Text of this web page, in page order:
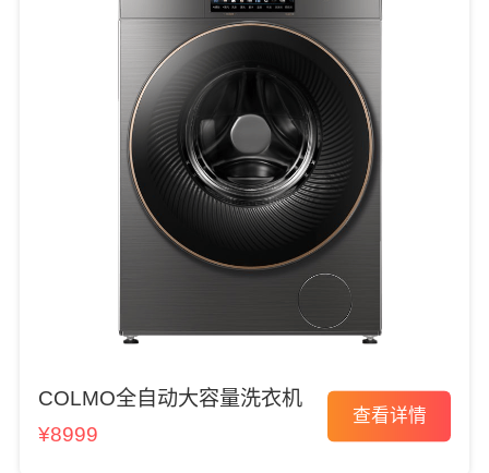
COLMO全自动大容量洗衣机
¥8999
查看详情